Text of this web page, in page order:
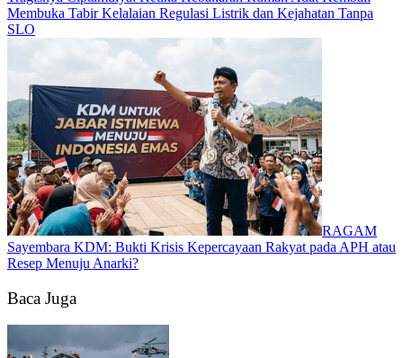
Membuka Tabir Kelalaian Regulasi Listrik dan Kejahatan Tanpa
SLO​
RAGAM
Sayembara KDM: Bukti Krisis Kepercayaan Rakyat pada APH atau
Resep Menuju Anarki?​
Baca Juga